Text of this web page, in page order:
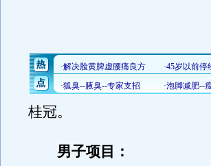
桂冠。
男子项目：